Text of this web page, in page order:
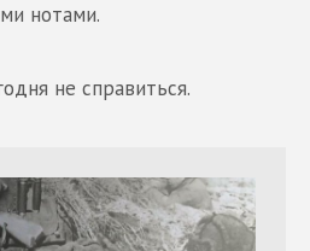
нотами.
не справиться.